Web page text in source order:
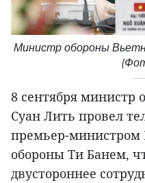
Министр обороны
8 сентября министр
Суан Лить провел
премьер-
обороны Ти Банем,
двустороннее